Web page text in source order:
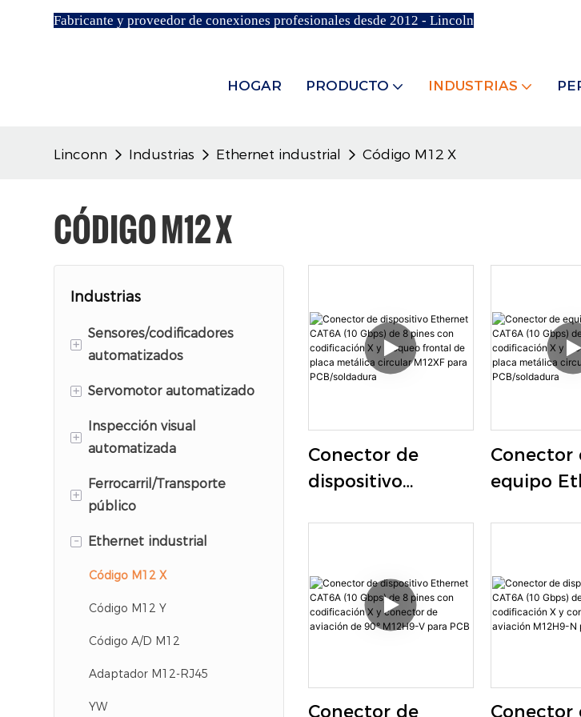
Fabricante y proveedor de conexiones profesionales desde 2012 - Lincoln
HOGAR PRODUCTO INDUSTRIAS
Linconn Industrias Ethernet industrial Código M12 X
CÓDIGO M12 X
Industrias
+
Sensores/codificadores
automatizados
Conector M8
Conector M12
+ Servomotor automatizado
Conector M17
Conector de alimentación
M12
+
Inspección visual
automatizada
Serie HR25
Serie HR10A
+
Ferrocarril/Transporte
público
M12
- Ethernet industrial
Código M12 X
Código M12 Y
Código A/D M12
Adaptador M12-RJ45
YW
Conector de
dispositivo
codificación X y
bloqueo frontal
de placa metálica
para
Conector
equipo
bloqueo
de placa
circular
PCB/
Conector de
Conector